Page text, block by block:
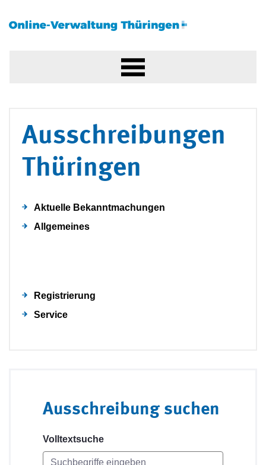
Ausschreibungen
Thüringen
Aktuelle Bekanntmachungen
Allgemeines
Registrierung
Service
Ausschreibung suchen
Volltextsuche